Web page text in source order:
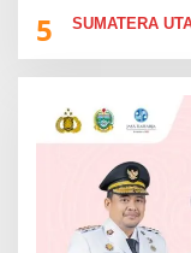
5 SUMATERA